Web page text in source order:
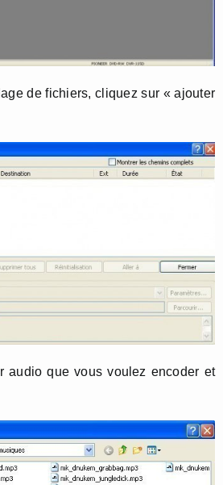
de fichiers, cliquez sur « ajouter
audio que vous voulez encoder et